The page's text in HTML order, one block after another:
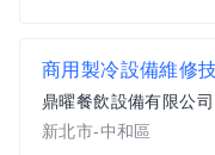
商用製冷設備維修
鼎曜餐飲設備有限公司
新北市-中和區